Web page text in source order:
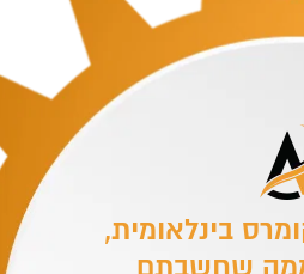
בינלאומית,